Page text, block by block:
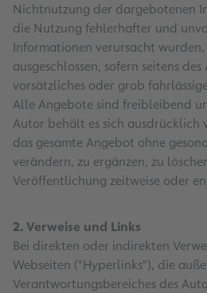
Nichtnutzung der dargebotenen
die Nutzung fehlerhafter und
Informationen verursacht
ausgeschlossen, sofern seitens
vorsätzliches oder grob
Alle Angebote sind freibleibend
Autor behält es sich ausdrücklich
das gesamte Angebot ohne
verändern, zu ergänzen, zu
Veröffentlichung zeitweise oder
2. Verweise und Links
Bei direkten oder indirekten
Webseiten ("Hyperlinks"), die
Verantwortungsbereiches des